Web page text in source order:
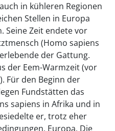
in kühleren Regionen
Stellen in Europa
Seine Zeit endete vor
(Homo sapiens
der Gattung.
der Eem-Warmzeit (vor
Für den Beginn der
Fundstätten das
sapiens in Afrika und in
er, trotz eher
Europa. Die